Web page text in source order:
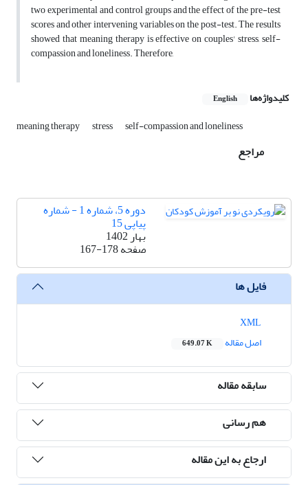
two experimental and control groups and the effect of the pre-test
scores and other intervening variables on the post-test. The results
showed that meaning therapy is effective on couples' stress, self-
compassion and loneliness. Therefore,
کلیدواژه‌ها English
meaning therapy stress self-compassion and loneliness
مراجع
دوره 5، شماره 1 - شماره
پیاپی 15
بهار 1402
صفحه167-178
فایل ها
اصل مقاله
649.07 K
سابقه مقاله
هم رسانی
ارجاع به این مقاله